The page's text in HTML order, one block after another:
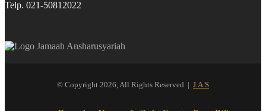
Telp. 021-50812022
© Copyright 2026, All Rights Reserved | J.A.S